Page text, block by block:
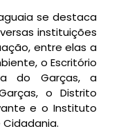
se destaca
instituições
entre elas a
o Escritório
do Garças, a
o Distrito
e o Instituto
Cidadania.